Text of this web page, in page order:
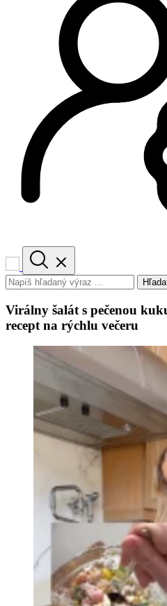
Virálny šalát s pečenou
recept na rýchlu večeru